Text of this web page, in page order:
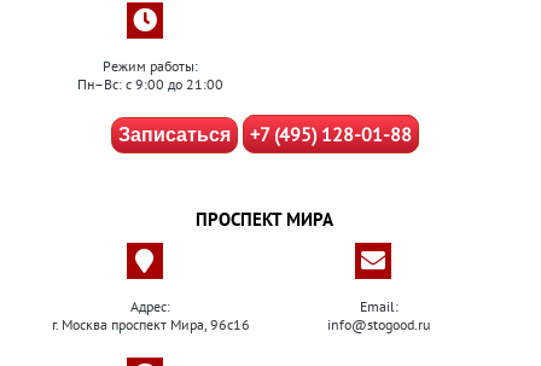
Режим работы:
Пн–Вс: с 9:00 до 21:00
Записаться +7 (495) 128-01-88
ПРОСПЕКТ МИРА
Адрес:
г. Москва проспект Мира, 96с16
Email:
info@stogood.ru